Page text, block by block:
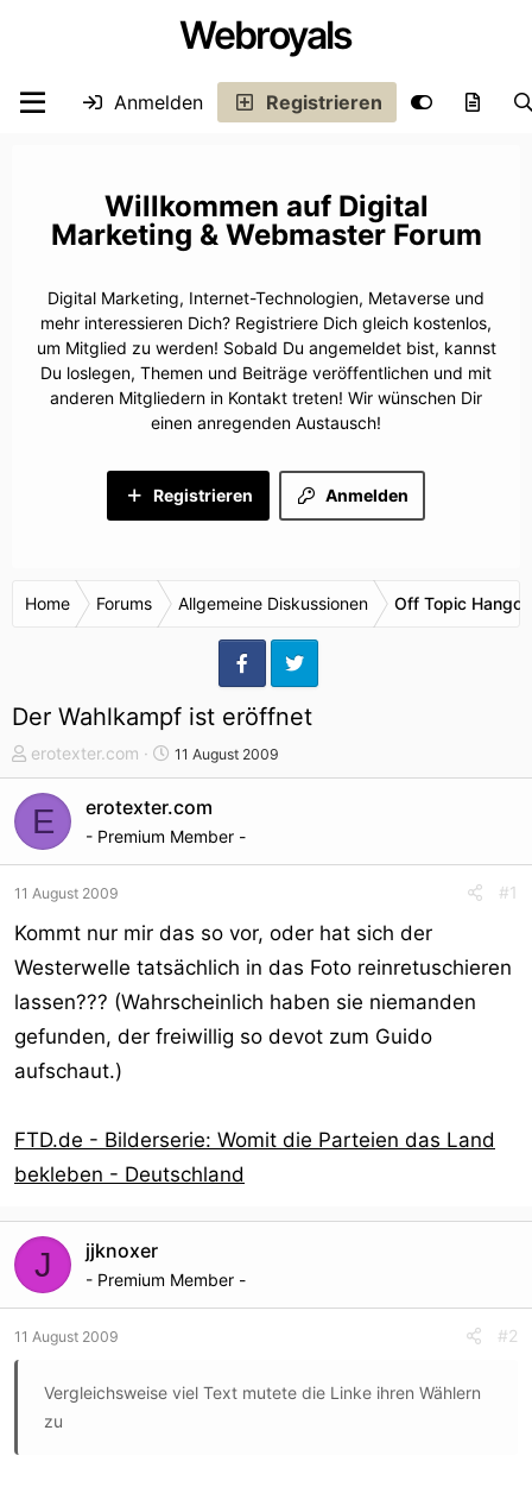
Webroyals
Anmelden Registrieren
Digital
Marketing & Webmaster Forum
Digital Marketing, Internet-Technologien, Metaverse und
mehr interessieren Dich? Registriere Dich gleich kostenlos,
um Mitglied zu werden! Sobald Du angemeldet bist, kannst
Du loslegen, Themen und Beiträge veröffentlichen und mit
anderen Mitgliedern in Kontakt treten! Wir wünschen Dir
einen anregenden Austausch!
Anmelden
Registrieren
Home Forums Allgemeine Diskussionen Off Topic
Der Wahlkampf ist eröffnet
T
h
e
m
e
s
t
r
t
r
erotexter.com
S
t
a
t
m
11 August 2009
E erotexter.com
- Premium Member -
11 August 2009 #1
Kommt nur mir das so vor, oder hat sich der
Westerwelle tatsächlich in das Foto reinretuschieren
lassen??? (Wahrscheinlich haben sie niemanden
gefunden, der freiwillig so devot zum Guido
aufschaut.)
FTD.de - Bilderserie: Womit die Parteien das Land
bekleben - Deutschland
J jjknoxer
- Premium Member -
11 August 2009 #2
Vergleichsweise viel Text mutete die Linke ihren Wählern
zu